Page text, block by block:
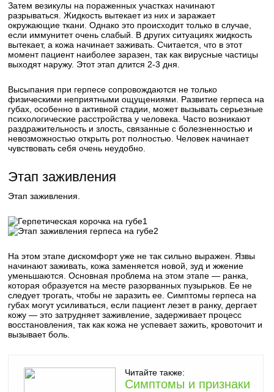
Затем везикулы на пораженных участках начинают
разрываться. Жидкость вытекает из них и заражает
окружающие ткани. Однако это происходит только в случае,
если иммунитет очень слабый. В других ситуациях жидкость
вытекает, а кожа начинает заживать. Считается, что в этот
момент пациент наиболее заразен, так как вирусные частицы
выходят наружу. Этот этап длится 2-3 дня.
Высыпания при герпесе сопровождаются не только
физическими неприятными ощущениями. Развитие герпеса на
губах, особенно в активной стадии, может вызывать серьезные
психологические расстройства у человека. Часто возникают
раздражительность и злость, связанные с болезненностью и
невозможностью открыть рот полностью. Человек начинает
чувствовать себя очень неудобно.
Этап заживления
Этап заживления.
1
2
На этом этапе дискомфорт уже не так сильно выражен. Язвы
начинают заживать, кожа заменяется новой, зуд и жжение
уменьшаются. Основная проблема на этом этапе — ранка,
которая образуется на месте разорванных пузырьков. Ее не
следует трогать, чтобы не заразить ее. Симптомы герпеса на
губах могут усиливаться, если пациент лезет в ранку, дергает
кожу — это затрудняет заживление, задерживает процесс
восстановления, так как кожа не успевает зажить, кровоточит и
вызывает боль.
Читайте также:
Симптомы и признаки